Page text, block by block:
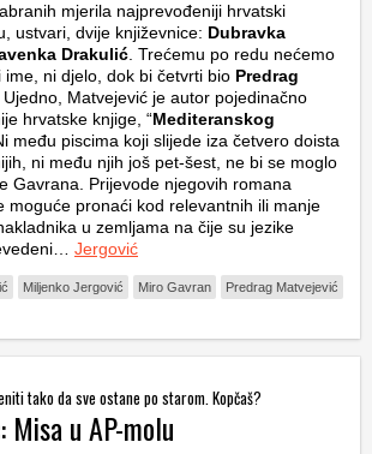
mjerila najprevođeniji hrvatski
ustvari, dvije književnice: Dubravka
Drakulić . Trećemu po redu nećemo
ime, ni djelo, dok bi četvrti bio Predrag
. Ujedno, Matvejević je autor pojedinačno
hrvatske knjige, “Mediteranskog
među piscima koji slijede iza četvero doista
ni među njih još pet-šest, ne bi se moglo
Gavrana. Prijevode njegovih romana
moguće pronaći kod relevantnih ili manje
u zemljama na čije su jezike
Jergović
Miljenko Jergović Miro Gavran Predrag Matvejević
tako da sve ostane po starom. Kopčaš?
u AP-molu